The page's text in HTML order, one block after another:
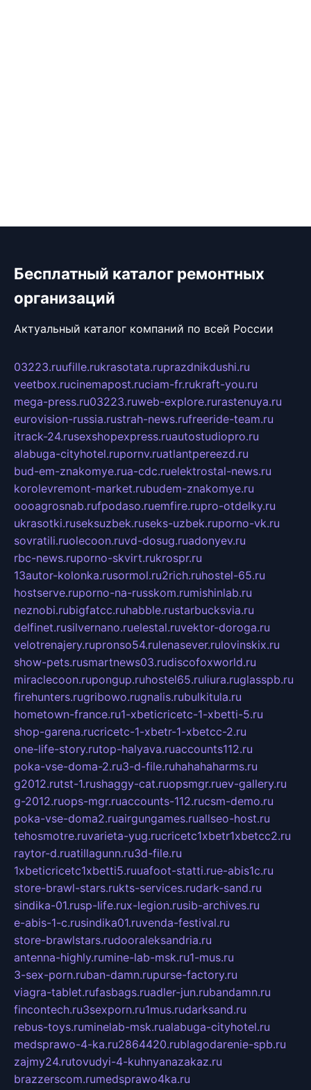
Бесплатный каталог ремонтных
организаций
Актуальный каталог компаний по всей России
03223.ruufille.rukrasotata.ruprazdnikdushi.ru
veetbox.rucinemapost.ruciam-fr.rukraft-you.ru
mega-press.ru03223.ruweb-explore.rurastenuya.ru
eurovision-russia.rustrah-news.rufreeride-team.ru
itrack-24.rusexshopexpress.ruautostudiopro.ru
alabuga-cityhotel.rupornv.ruatlantpereezd.ru
bud-em-znakomye.rua-cdc.ruelektrostal-news.ru
korolevremont-market.rubudem-znakomye.ru
oooagrosnab.rufpodaso.ruemfire.rupro-otdelky.ru
ukrasotki.ruseksuzbek.ruseks-uzbek.ruporno-vk.ru
sovratili.ruolecoon.ruvd-dosug.ruadonyev.ru
rbc-news.ruporno-skvirt.rukrospr.ru
13autor-kolonka.rusormol.ru2rich.ruhostel-65.ru
hostserve.ruporno-na-russkom.rumishinlab.ru
neznobi.rubigfatcc.ruhabble.rustarbucksvia.ru
delfinet.rusilvernano.ruelestal.ruvektor-doroga.ru
velotrenajery.rupronso54.rulenasever.rulovinskix.ru
show-pets.rusmartnews03.rudiscofoxworld.ru
miraclecoon.rupongup.ruhostel65.ruliura.ruglasspb.ru
firehunters.rugribowo.rugnalis.rubulkitula.ru
hometown-france.ru1-xbeticricetc-1-xbetti-5.ru
shop-garena.rucricetc-1-xbetr-1-xbetcc-2.ru
one-life-story.rutop-halyava.ruaccounts112.ru
poka-vse-doma-2.ru3-d-file.ruhahahaharms.ru
g2012.rutst-1.rushaggy-cat.ruopsmgr.ruev-gallery.ru
g-2012.ruops-mgr.ruaccounts-112.rucsm-demo.ru
poka-vse-doma2.ruairgungames.ruallseo-host.ru
tehosmotre.ruvarieta-yug.rucricetc1xbetr1xbetcc2.ru
raytor-d.ruatillagunn.ru3d-file.ru
1xbeticricetc1xbetti5.ruuafoot-statti.rue-abis1c.ru
store-brawl-stars.rukts-services.rudark-sand.ru
sindika-01.rusp-life.rux-legion.rusib-archives.ru
e-abis-1-c.rusindika01.ruvenda-festival.ru
store-brawlstars.rudooraleksandria.ru
antenna-highly.rumine-lab-msk.ru1-mus.ru
3-sex-porn.ruban-damn.rupurse-factory.ru
viagra-tablet.rufasbags.ruadler-jun.rubandamn.ru
fincontech.ru3sexporn.ru1mus.rudarksand.ru
rebus-toys.ruminelab-msk.rualabuga-cityhotel.ru
medsprawo-4-ka.ru2864420.rublagodarenie-spb.ru
zajmy24.rutovudyi-4-kuhnyanazakaz.ru
brazzerscom.rumedsprawo4ka.ru